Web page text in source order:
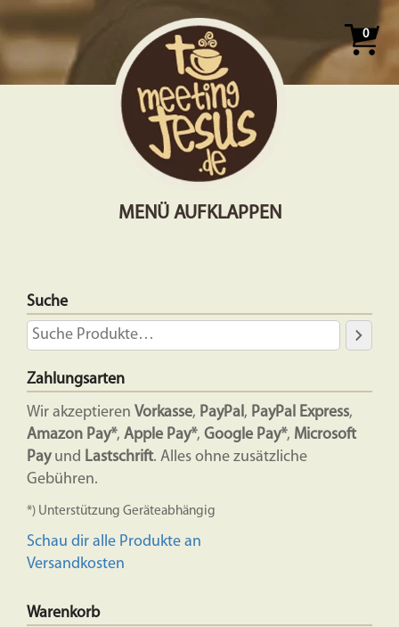
0
MENÜ AUFKLAPPEN
Suche
Zahlungsarten
Wir akzeptieren Vorkasse, PayPal, PayPal Express,
Amazon Pay*, Apple Pay*, Google Pay*, Microsoft
Payund Lastschrift. Alles ohne zusätzliche
Gebühren.
*) Unterstützung Geräteabhängig
Schau dir alle Produkte an
Versandkosten
Warenkorb